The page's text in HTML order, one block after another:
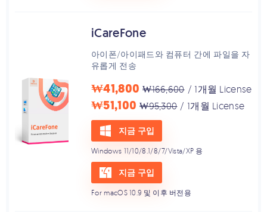
iCareFone
아이폰/아이패드와 컴퓨터 간에 파일을 자
유롭게 전송
₩41,800 ₩166,600 / 1개월 License
₩51,100 ₩95,300 / 1개월 License
지금 구입
Windows 11/10/8.1/8/7/Vista/XP 용
지금 구입
For macOS 10.9 및 이후 버전용